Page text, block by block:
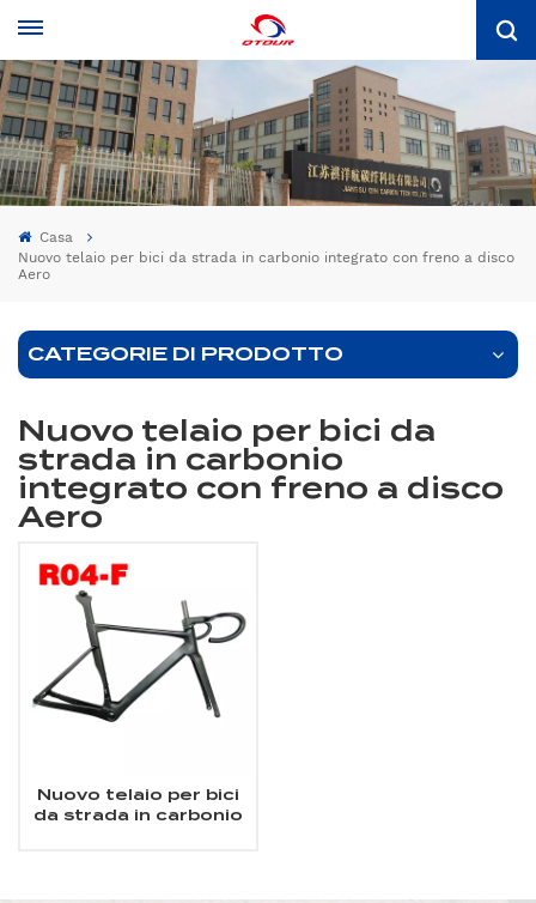
Casa
Nuovo telaio per bici da strada in carbonio integrato con freno a disco
Aero
CATEGORIE DI PRODOTTO
Nuovo telaio per bici da
strada in carbonio
integrato con freno a disco
Aero
Nuovo telaio per bici
da strada in carbonio